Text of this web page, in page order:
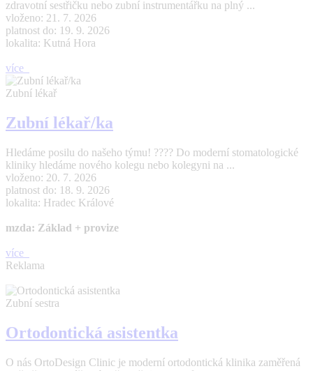
zdravotní sestřičku nebo zubní instrumentářku na plný ...
vloženo: 21. 7. 2026
platnost do: 19. 9. 2026
lokalita: Kutná Hora
více
Zubní lékař
Zubní lékař/ka
Hledáme posilu do našeho týmu! ???? Do moderní stomatologické
kliniky hledáme nového kolegu nebo kolegyni na ...
vloženo: 20. 7. 2026
platnost do: 18. 9. 2026
lokalita: Hradec Králové
mzda: Základ + provize
více
Reklama
Zubní sestra
Ortodontická asistentka
O nás OrtoDesign Clinic je moderní ortodontická klinika zaměřená